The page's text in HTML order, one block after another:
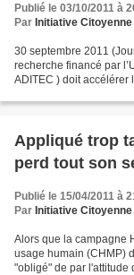
Publié le 03/10/2011 à
Par Initiative Citoyenne
30 septembre 2011
recherche financé par
ADITEC ) doit accélérer
Appliqué trop
perd tout son
Publié le 15/04/2011 à
Par Initiative Citoyenne
Alors que la campagne
usage humain (CHMP)
"obligé" de par l'attitude